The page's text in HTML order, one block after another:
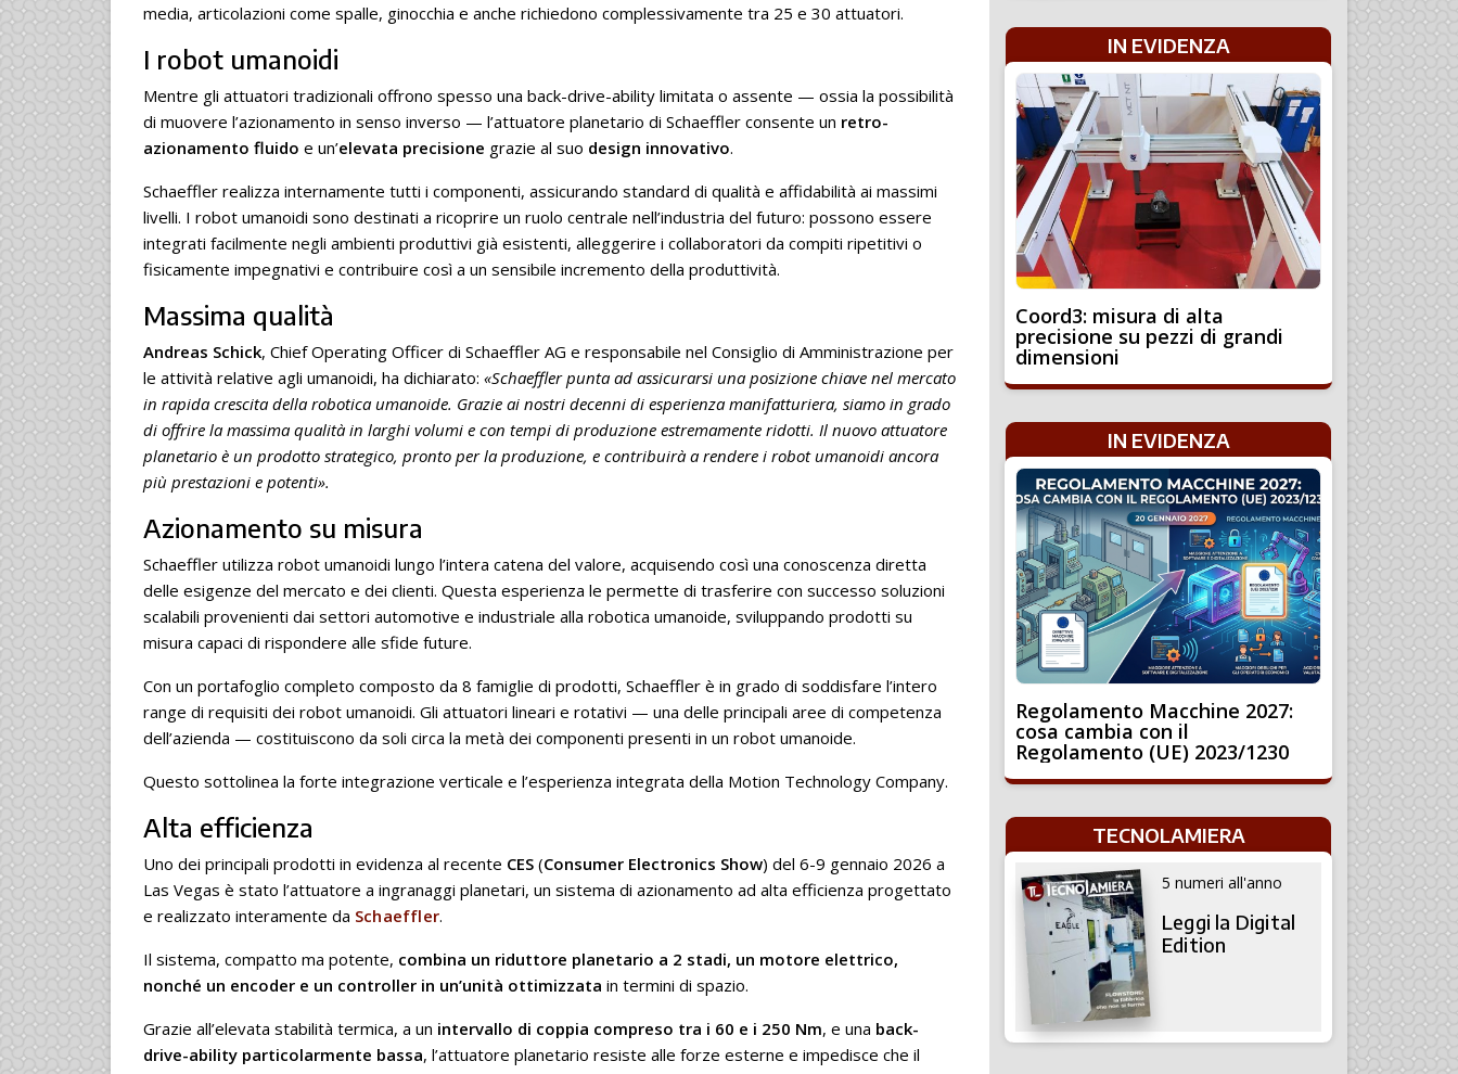
media, articolazioni come spalle, ginocchia e anche richiedono complessivamente tra 25 e 30 attuatori.
I robot umanoidi
Mentre gli attuatori tradizionali offrono spesso una back-drive-ability limitata o assente — ossia la possibilità
di muovere l’azionamento in senso inverso — l’attuatore planetario di Schaeffler consente un retro-
azionamento fluido e un’elevata precisione grazie al suo design innovativo.
Schaeffler realizza internamente tutti i componenti, assicurando standard di qualità e affidabilità ai massimi
livelli. I robot umanoidi sono destinati a ricoprire un ruolo centrale nell’industria del futuro: possono essere
integrati facilmente negli ambienti produttivi già esistenti, alleggerire i collaboratori da compiti ripetitivi o
fisicamente impegnativi e contribuire così a un sensibile incremento della produttività.
Massima qualità
Andreas Schick, Chief Operating Officer di Schaeffler AG e responsabile nel Consiglio di Amministrazione per
le attività relative agli umanoidi, ha dichiarato: «Schaeffler punta ad assicurarsi una posizione chiave nel mercato
in rapida crescita della robotica umanoide. Grazie ai nostri decenni di esperienza manifatturiera, siamo in grado
di offrire la massima qualità in larghi volumi e con tempi di produzione estremamente ridotti. Il nuovo attuatore
planetario è un prodotto strategico, pronto per la produzione, e contribuirà a rendere i robot umanoidi ancora
più prestazioni e potenti».
Azionamento su misura
Schaeffler utilizza robot umanoidi lungo l’intera catena del valore, acquisendo così una conoscenza diretta
delle esigenze del mercato e dei clienti. Questa esperienza le permette di trasferire con successo soluzioni
scalabili provenienti dai settori automotive e industriale alla robotica umanoide, sviluppando prodotti su
misura capaci di rispondere alle sfide future.
Con un portafoglio completo composto da 8 famiglie di prodotti, Schaeffler è in grado di soddisfare l’intero
range di requisiti dei robot umanoidi. Gli attuatori lineari e rotativi — una delle principali aree di competenza
dell’azienda — costituiscono da soli circa la metà dei componenti presenti in un robot umanoide.
Questo sottolinea la forte integrazione verticale e l’esperienza integrata della Motion Technology Company.
Alta efficienza
Uno dei principali prodotti in evidenza al recente CES (Consumer Electronics Show) del 6-9 gennaio 2026 a
Las Vegas è stato l’attuatore a ingranaggi planetari, un sistema di azionamento ad alta efficienza progettato
e realizzato interamente da Schaeffler.
Il sistema, compatto ma potente, combina un riduttore planetario a 2 stadi, un motore elettrico,
nonché un encoder e un controller in un’unità ottimizzata in termini di spazio.
Grazie all’elevata stabilità termica, a un intervallo di coppia compreso tra i 60 e i 250 Nm, e una back-
drive-ability particolarmente bassa, l’attuatore planetario resiste alle forze esterne e impedisce che il
IN EVIDENZA
Coord3: misura di alta
precisione su pezzi di grandi
dimensioni
IN EVIDENZA
Regolamento Macchine 2027:
cosa cambia con il
Regolamento (UE) 2023/1230
TECNOLAMIERA
5 numeri all'anno
Leggi la Digital
Edition